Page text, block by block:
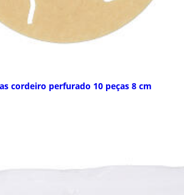
cordeiro perfurado 10 peças 8 cm